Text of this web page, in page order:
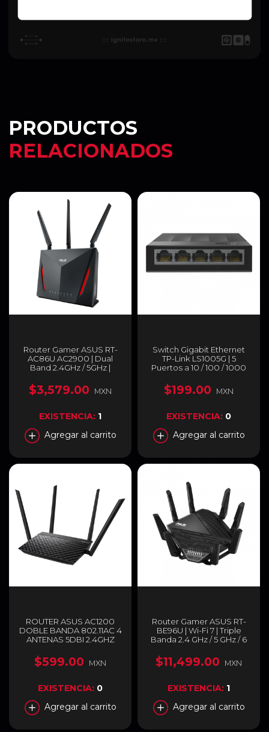
PRODUCTOS
RELACIONADOS
Router Gamer ASUS RT-
AC86U AC2900 | Dual
Band 2.4GHz / 5GHz |
MIMO y Soporte AiMesh |
Acelerador de Juegos
Negro | RT-AC86U
$3,579.00 MXN
EXISTENCIA: 1
Agregar al carrito
Switch Gigabit Ethernet
TP-Link LS1005G | 5
Puertos a 10 / 100 / 1000
Switcheo de 10 Gbit/s | No
Administrable | Tecnología
LS1005G
$199.00 MXN
EXISTENCIA: 0
Agregar al carrito
ROUTER ASUS AC1200
DOBLE BANDA 802.11AC 4
ANTENAS 5DBI 2.4GHZ
V2
$599.00 MXN
EXISTENCIA: 0
Agregar al carrito
Router Gamer ASUS RT-
BE96U | Wi-Fi 7 | Triple
Banda 2.4 GHz / 5 GHz / 6
Parentales | Negro | RT-
BE96U
$11,499.00 MXN
EXISTENCIA: 1
Agregar al carrito